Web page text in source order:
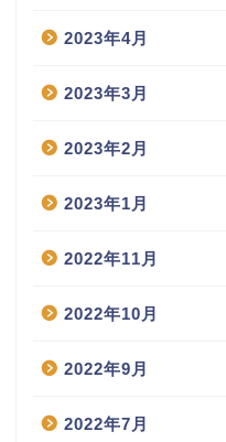
2023年4月
2023年3月
2023年2月
2023年1月
2022年11月
2022年10月
2022年9月
2022年7月